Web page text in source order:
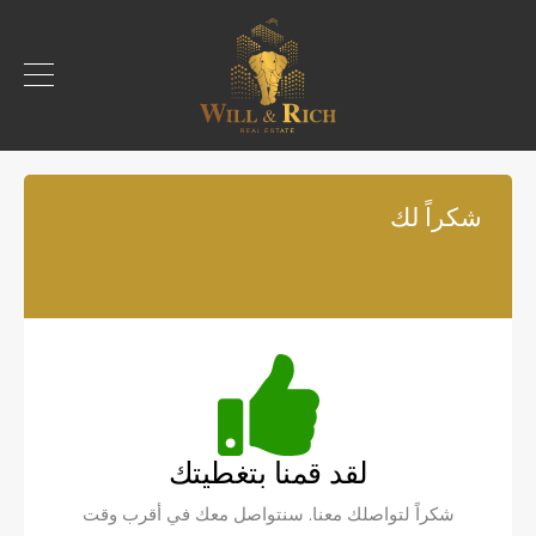
شكراً لك
لقد قمنا بتغطيتك
شكراً لتواصلك معنا. سنتواصل معك في أقرب وقت